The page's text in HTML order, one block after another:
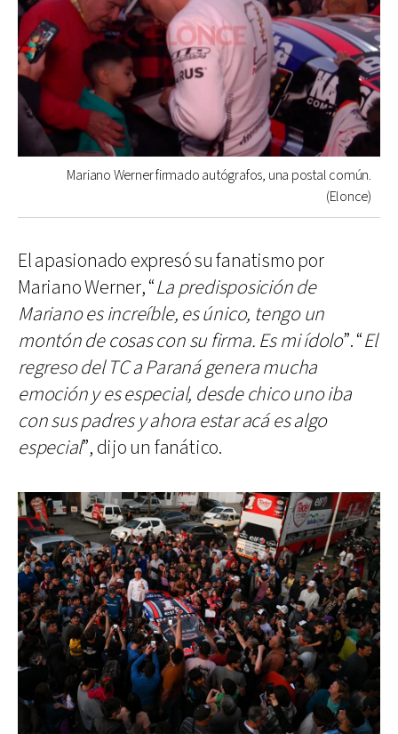
Mariano Werner firmado autógrafos, una postal común.
(Elonce)
El apasionado expresó su fanatismo por
Mariano Werner, “La predisposición de
Mariano es increíble, es único, tengo un
montón de cosas con su firma. Es mi ídolo”. “El
regreso del TC a Paraná genera mucha
emoción y es especial, desde chico uno iba
con sus padres y ahora estar acá es algo
especial”, dijo un fanático.